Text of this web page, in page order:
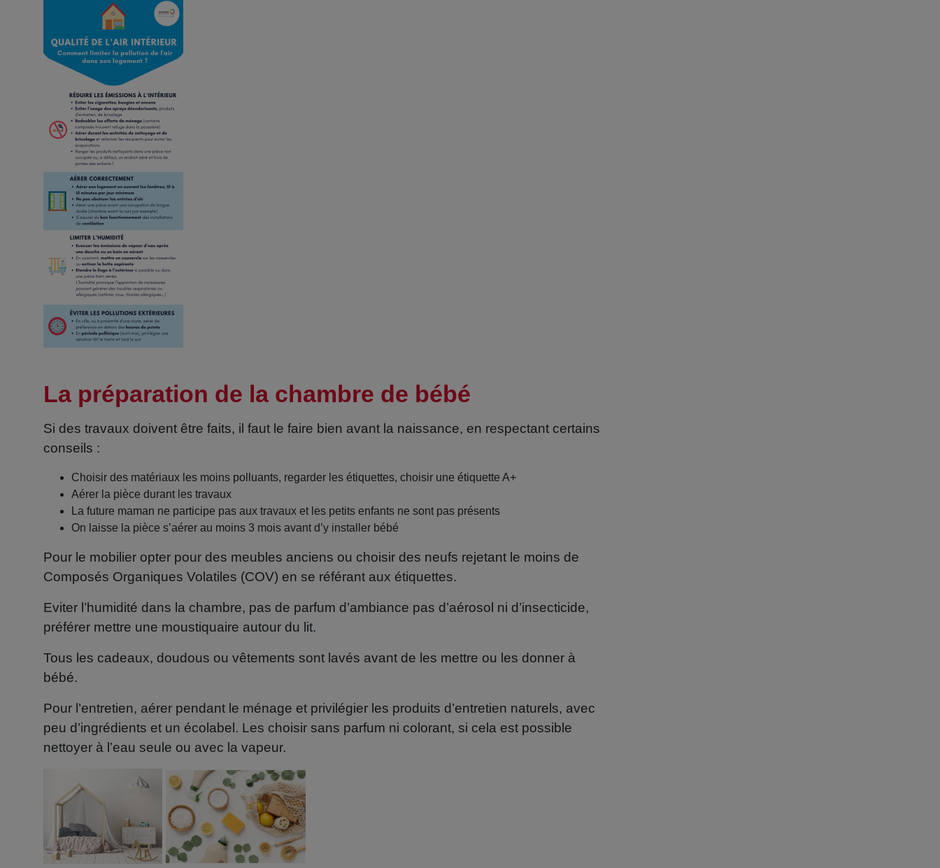
La préparation de la chambre de bébé
Si des travaux doivent être faits, il faut le faire bien avant la naissance, en respectant certains
conseils :
Choisir des matériaux les moins polluants, regarder les étiquettes, choisir une étiquette A+
Aérer la pièce durant les travaux
La future maman ne participe pas aux travaux et les petits enfants ne sont pas présents
On laisse la pièce s’aérer au moins 3 mois avant d’y installer bébé
Pour le mobilier opter pour des meubles anciens ou choisir des neufs rejetant le moins de
Composés Organiques Volatiles (COV) en se référant aux étiquettes.
Eviter l’humidité dans la chambre, pas de parfum d’ambiance pas d’aérosol ni d’insecticide,
préférer mettre une moustiquaire autour du lit.
Tous les cadeaux, doudous ou vêtements sont lavés avant de les mettre ou les donner à
bébé.
Pour l’entretien, aérer pendant le ménage et privilégier les produits d’entretien naturels, avec
peu d’ingrédients et un écolabel. Les choisir sans parfum ni colorant, si cela est possible
nettoyer à l’eau seule ou avec la vapeur.